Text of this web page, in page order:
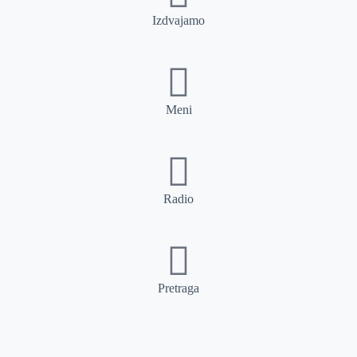
Izdvajamo
Meni
Radio
Pretraga